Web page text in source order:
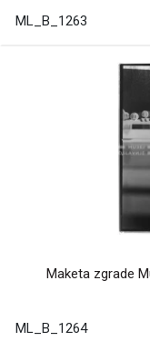
ML_B_1263
Maketa zgrade
ML_B_1264